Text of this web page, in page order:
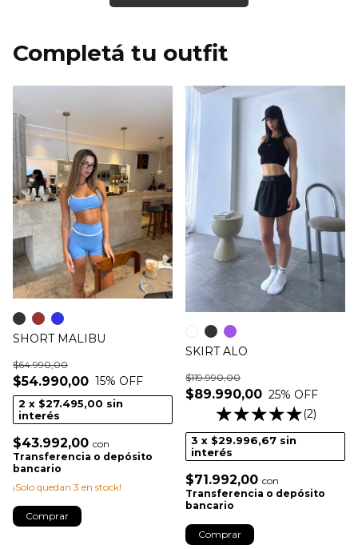
SHORT MALIBU
$54.990,00
$64.990,00
15% OFF
2 x $27.495,00 sin
interés
$43.992,00 con
Transferencia o depósito
bancario
¡Solo quedan 3 en stock!
Comprar
SKIRT ALO
$89.990,00
$119.990,00
25% OFF
(2)
3 x $29.996,67 sin
interés
$71.992,00 con
Transferencia o depósito
bancario
Comprar